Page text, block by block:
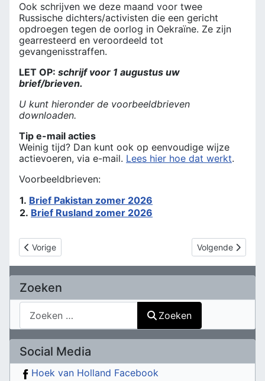
Ook schrijven we deze maand voor twee
Russische dichters/activisten die een gericht
opdroegen tegen de oorlog in Oekraïne. Ze zijn
gearresteerd en veroordeeld tot
gevangenisstraffen.
LET OP: schrijf voor 1 augustus uw
brief/brieven.
U kunt hieronder de voorbeeldbrieven
downloaden.
Tip e-mail acties
Weinig tijd? Dan kunt ook op eenvoudige wijze
actievoeren, via e-mail. Lees hier hoe dat werkt.
Voorbeeldbrieven:
1. Brief Pakistan zomer 2026
2. Brief Rusland zomer 2026
Vorig artikel: Activiteitenkalender
Vorige Volgende artikel:
Volgende
Zoeken
Zoeken
Zoeken
Social Media
Hoek van Holland Facebook